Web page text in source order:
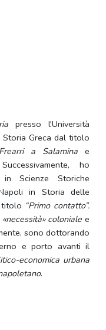
presso l'Università
Storia Greca dal titolo
a Salamina e
ho
Scienze Storiche
in Storia delle
“Primo contatto”.
coloniale e
sono dottorando
e porto avanti il
economica urbana
.